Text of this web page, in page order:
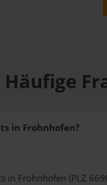
Häufige
in Frohnhofen?
in Frohnhofen (PLZ